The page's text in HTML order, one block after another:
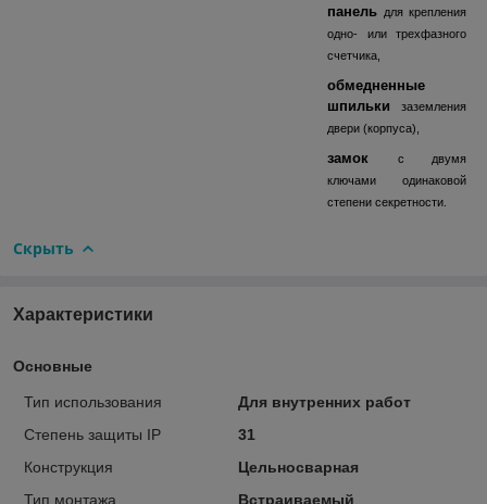
панель для крепления
одно- или трехфазного
счетчика,
обмедненные
шпильки
заземления
двери (корпуса),
замок
с двумя
ключами одинаковой
степени секретности.
Скрыть
Характеристики
Основные
Тип использования
Для внутренних работ
Степень защиты IP
31
Конструкция
Цельносварная
Тип монтажа
Встраиваемый